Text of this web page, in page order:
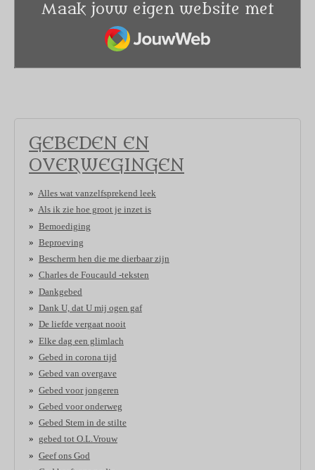
Maak jouw eigen website met
JouwWeb
GEBEDEN EN
OVERWEGINGEN
Alles wat vanzelfsprekend leek
Als ik zie hoe groot je inzet is
Bemoediging
Beproeving
Bescherm hen die me dierbaar zijn
Charles de Foucauld -teksten
Dankgebed
Dank U, dat U mij ogen gaf
De liefde vergaat nooit
Elke dag een glimlach
Gebed in corona tijd
Gebed van overgave
Gebed voor jongeren
Gebed voor onderweg
Gebed Stem in de stilte
gebed tot O.L.Vrouw
Geef ons God